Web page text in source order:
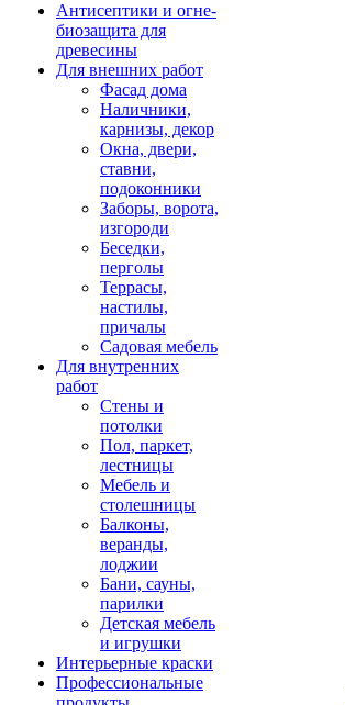
Антисептики и огне-
биозащита для
древесины
Для внешних работ
Фасад дома
Наличники,
карнизы, декор
Окна, двери,
ставни,
подоконники
Заборы, ворота,
изгороди
Беседки,
перголы
Террасы,
настилы,
причалы
Садовая мебель
Для внутренних
работ
Стены и
потолки
Пол, паркет,
лестницы
Мебель и
столешницы
Балконы,
веранды,
лоджии
Бани, сауны,
парилки
Детская мебель
и игрушки
Интерьерные краски
Профессиональные